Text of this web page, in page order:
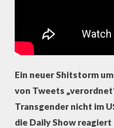
Ein neuer Shitstorm
von Tweets
Transgender nicht im
die Daily Show